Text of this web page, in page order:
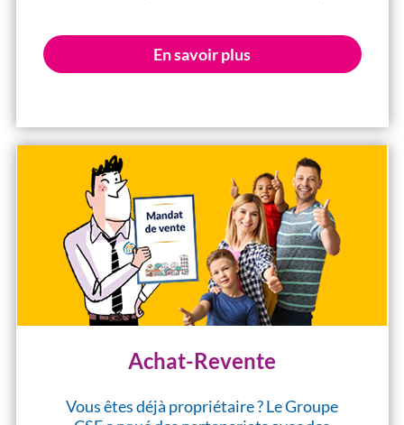
En savoir plus
Achat-Revente
Vous êtes déjà propriétaire ? Le Groupe